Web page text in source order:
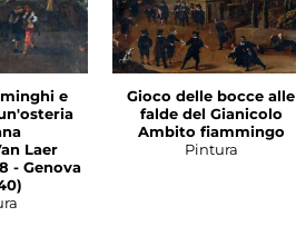
e
Laer
- Genova
Gioco delle bocce alle
falde del Gianicolo
Ambito fiammingo
Pintura